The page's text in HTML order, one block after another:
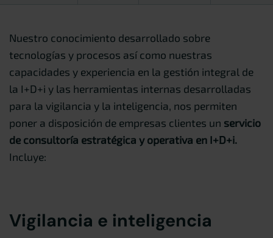
Nuestro conocimiento desarrollado sobre
tecnologías y procesos así como nuestras
capacidades y experiencia en la gestión integral de
la I+D+i y las herramientas internas desarrolladas
para la vigilancia y la inteligencia, nos permiten
poner a disposición de empresas clientes un servicio
de consultoría estratégica y operativa en I+D+i.
Incluye:
Vigilancia e inteligencia